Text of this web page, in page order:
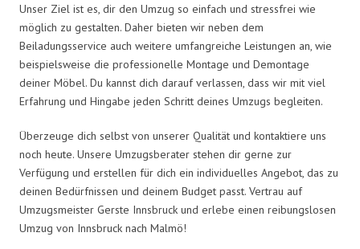
Unser Ziel ist es, dir den Umzug so einfach und stressfrei wie
möglich zu gestalten. Daher bieten wir neben dem
Beiladungsservice auch weitere umfangreiche Leistungen an, wie
beispielsweise die professionelle Montage und Demontage
deiner Möbel. Du kannst dich darauf verlassen, dass wir mit viel
Erfahrung und Hingabe jeden Schritt deines Umzugs begleiten.
Überzeuge dich selbst von unserer Qualität und kontaktiere uns
noch heute. Unsere Umzugsberater stehen dir gerne zur
Verfügung und erstellen für dich ein individuelles Angebot, das zu
deinen Bedürfnissen und deinem Budget passt. Vertrau auf
Umzugsmeister Gerste Innsbruck und erlebe einen reibungslosen
Umzug von Innsbruck nach Malmö!